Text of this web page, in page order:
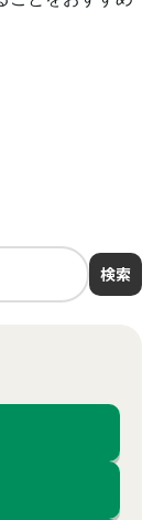
検索